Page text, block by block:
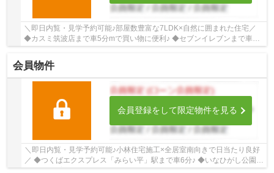
＼即日内覧・見学予約可能♪部屋数豊富な7LDK×自然に囲まれた住宅／
◆カスミ筑波店まで車5分mで買い物に便利♪ ◆セブンイレブンまで車5
分 ◆ウエルシアまで車5分 ◆全居室6帖以上でゆとり...
会員物件
会員登録をして限定物件を見る
＼即日内覧・見学予約可能♪小林住宅施工×全居室南向きで日当たり良好
／ ◆つくばエクスプレス「みらい平」駅まで車6分♪ ◆いなひがし公園徒
歩2分で子育て環境良好 ◆駐車場拡張済み！3台...